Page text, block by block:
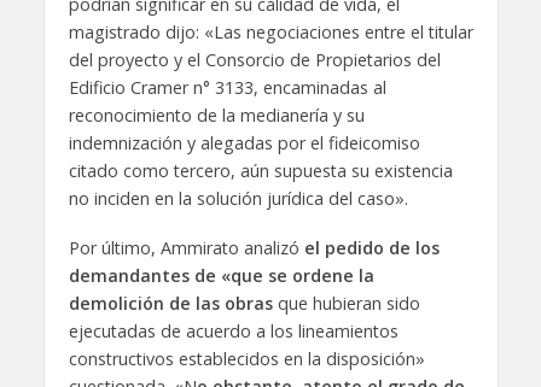
podrían significar en su calidad de vida, el
magistrado dijo: «Las negociaciones entre el titular
del proyecto y el Consorcio de Propietarios del
Edificio Cramer n° 3133, encaminadas al
reconocimiento de la medianería y su
indemnización y alegadas por el fideicomiso
citado como tercero, aún supuesta su existencia
no inciden en la solución jurídica del caso».
Por último, Ammirato analizó el pedido de los
demandantes de «que se ordene la
demolición de las obrasque hubieran sido
ejecutadas de acuerdo a los lineamientos
constructivos establecidos en la disposición»